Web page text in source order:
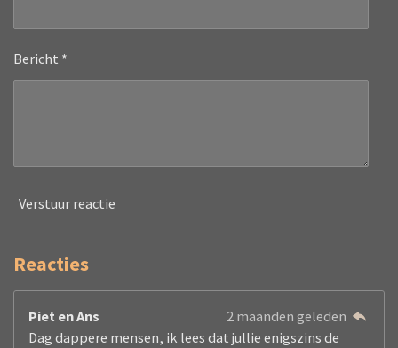
Bericht *
Verstuur reactie
Reacties
Piet en Ans
2 maanden geleden
Dag dappere mensen, ik lees dat jullie enigszins de